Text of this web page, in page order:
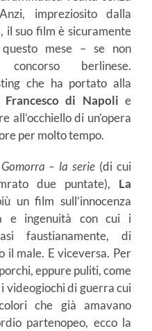
impreziosito dalla
, il suo film è sicuramente
mese – se non
berlinese.
che ha portato alla
Francesco di Napoli e
all’occhiello di un’opera
per molto tempo.
Gomorra – la serie (di cui
due puntate), La
un film sull’innocenza
e ingenuità con cui i
faustianamente, di
il male. E viceversa. Per
eppure puliti, come
videogiochi di guerra cui
che già amavano
partenopeo, ecco la